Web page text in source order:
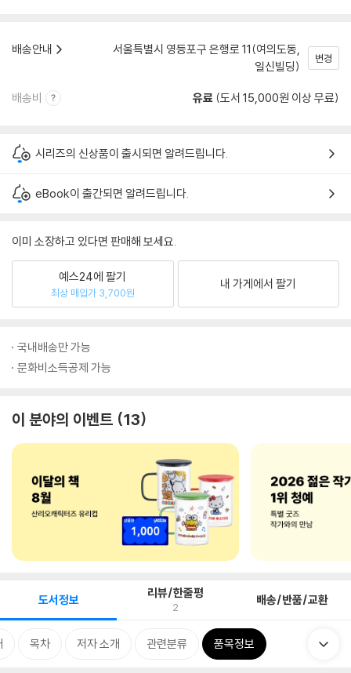
배송안내
서울특별시 영등포구 은행로 11(여의도동,
일신빌딩)
변경
배송비 유료 (도서 15,000원 이상 무료)
시리즈의 신상품이 출시되면 알려드립니다.
eBook이 출간되면 알려드립니다.
이미 소장하고 있다면 판매해 보세요.
예스24에 팔기
최상 매입가 3,700원
내 가게에서 팔기
국내배송만 가능
문화비소득공제 가능
이 분야의 이벤트 13
도서정보 리뷰/한줄평
2 배송/반품/교환
목차 저자 소개 관련분류 품목정보